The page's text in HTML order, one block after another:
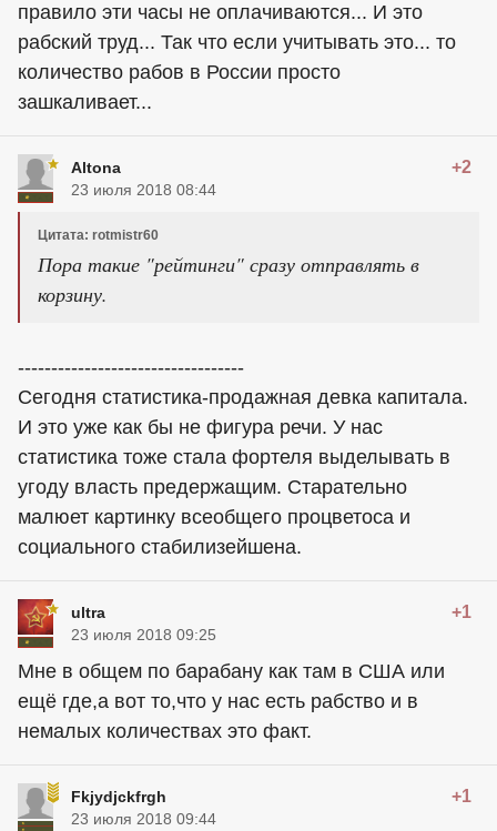
правило эти часы не оплачиваются... И это
рабский труд... Так что если учитывать это... то
количество рабов в России просто
зашкаливает...
Altona +2
23 июля 2018 08:44
Цитата: rotmistr60
Пора такие "рейтинги" сразу отправлять в
корзину.
----------------------------------
Сегодня статистика-продажная девка капитала.
И это уже как бы не фигура речи. У нас
статистика тоже стала фортеля выделывать в
угоду власть предержащим. Старательно
малюет картинку всеобщего процветоса и
социального стабилизейшена.
ultra +1
23 июля 2018 09:25
Мне в общем по барабану как там в США или
ещё где,а вот то,что у нас есть рабство и в
немалых количествах это факт.
Fkjydjckfrgh +1
23 июля 2018 09:44